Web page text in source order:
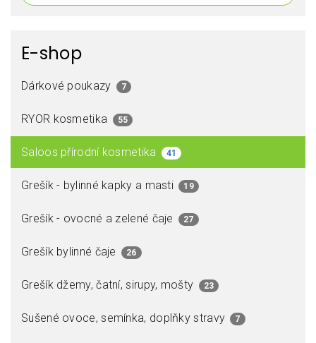
E-shop
Dárkové poukazy 7
RYOR kosmetika 55
Saloos přírodní kosmetika 41
Grešík - bylinné kapky a masti 19
Grešík - ovocné a zelené čaje 27
Grešík bylinné čaje 26
Grešík džemy, čatní, sirupy, mošty 23
Sušené ovoce, semínka, doplňky stravy 7